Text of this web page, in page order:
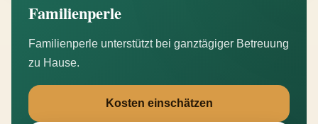
Familienperle
Familienperle unterstützt bei ganztägiger Betreuung
zu Hause.
Kosten einschätzen